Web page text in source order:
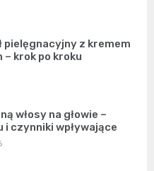
pielęgnacyjny z kremem
krok po kroku
włosy na głowie –
czynniki wpływające